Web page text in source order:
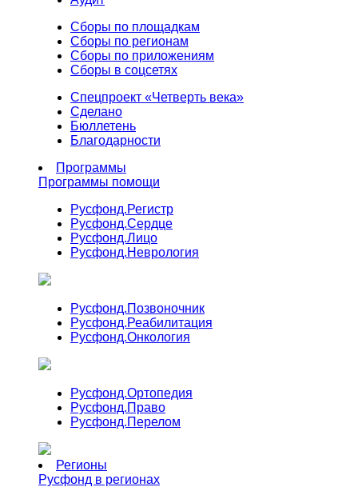
Сборы по площадкам
Сборы по регионам
Сборы по приложениям
Сборы в соцсетях
Спецпроект «Четверть века»
Сделано
Бюллетень
Благодарности
Программы
Программы помощи
Русфонд.Регистр
Русфонд.Сердце
Русфонд.Лицо
Русфонд.Неврология
Русфонд.Позвоночник
Русфонд.Реабилитация
Русфонд.Онкология
Русфонд.Ортопедия
Русфонд.Право
Русфонд.Перелом
Регионы
Русфонд в регионах